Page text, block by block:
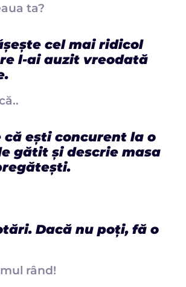
ta?
cel mai ridicol
l-ai auzit vreodată
că ești concurent la o
gătit și descrie masa
Dacă nu poți, fă o
rând!